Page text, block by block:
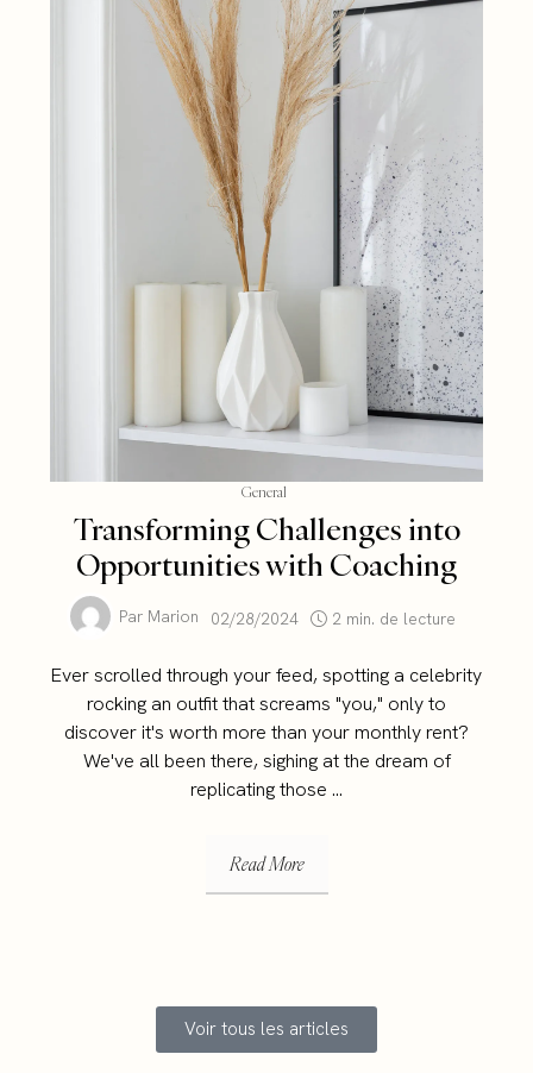
General
Transforming Challenges into
Opportunities with Coaching
Par Marion 02/28/2024 2 min. de lecture
Ever scrolled through your feed, spotting a celebrity
rocking an outfit that screams "you," only to
discover it's worth more than your monthly rent?
We've all been there, sighing at the dream of
replicating those ...
Read More
Voir tous les articles